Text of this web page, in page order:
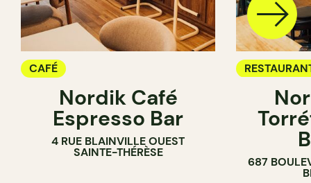
CAFÉ
Nordik Café
Espresso Bar
4 RUE BLAINVILLE OUEST
SAINTE-THÉRÈSE
687